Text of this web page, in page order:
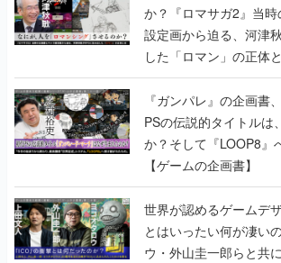
書】
『ガンパレ』の企画書
PSの伝説的タイトルは
か？そして『LOOP8』
【ゲームの企画書】
世界が認めるゲームデ
とはいったい何が凄い
ウ・外山圭一郎らと共
れたこだわりを語り尽
画書】
【ゲームの企画書】『